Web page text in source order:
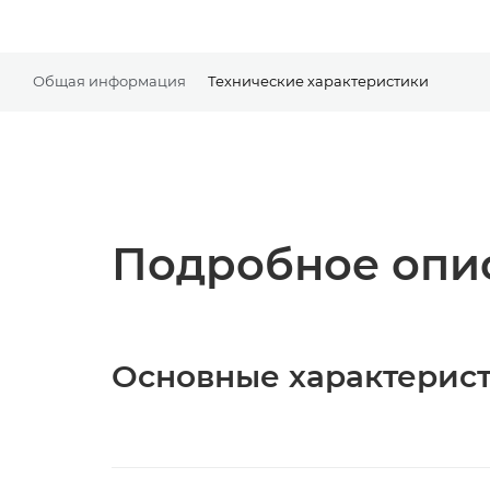
Общая информация Технические характеристики
Подробное
Основные